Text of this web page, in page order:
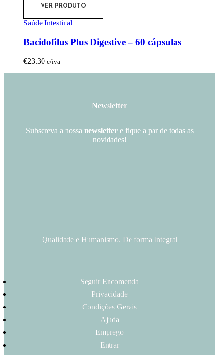
VER PRODUTO
Saúde Intestinal
Bacidofilus Plus Digestive – 60 cápsulas
€23.30 c/iva
Newsletter
Subscreva a nossa newslettere fique a par de todas as
novidades!
Qualidade e Humanismo. De forma Integral
Seguir Encomenda
Privacidade
Condições Gerais
Ajuda
Emprego
Entrar